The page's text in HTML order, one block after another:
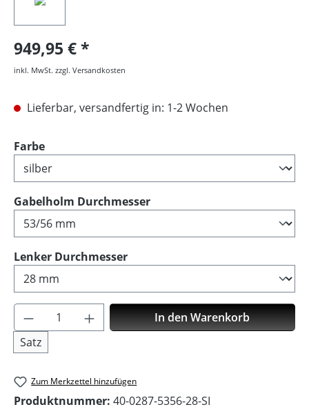
949,95 €
inkl. MwSt. zzgl. Versandkosten
Lieferbar, versandfertig in: 1-2 Wochen
Farbeauswählen
Gabelholm Durchmesserauswählen
Lenker Durchmesserauswählen
Produkt Anzahl: Gib den gewünschten
Satz
In den Warenkorb
Zum Merkzettel hinzufügen
Produktnummer: 40-0287-5356-28-SI